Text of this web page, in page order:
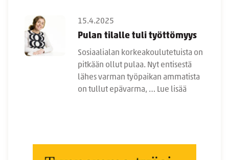
15.4.2025
Pulan tilalle tuli työttömyys
Sosiaalialan korkeakoulutetuista on
pitkään ollut pulaa. Nyt entisestä
lähes varman työpaikan ammatista
on tullut epävarma, … Lue lisää